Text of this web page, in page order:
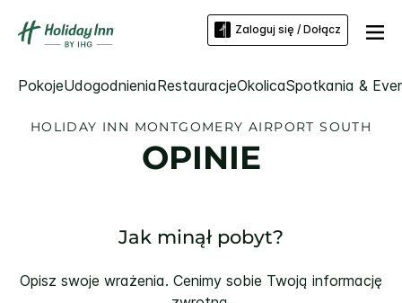
Zaloguj się / Dołącz
PokojeUdogodnieniaRestauracjeOkolicaSpotkania &
HOLIDAY INN MONTGOMERY AIRPORT SOUTH
OPINIE
Jak minął pobyt?
Opisz swoje wrażenia. Cenimy sobie Twoją informację